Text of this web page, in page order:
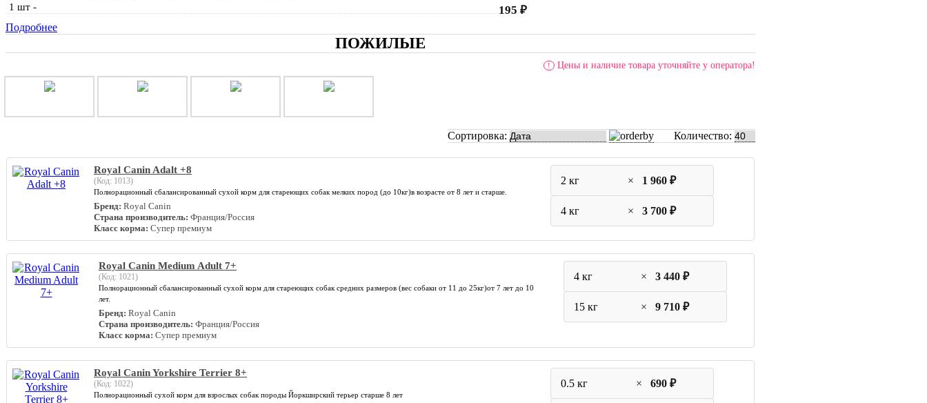
1 шт - 195 ₽
Подробнее
ПОЖИЛЫЕ
! Цены и наличие товара уточняйте у оператора!
Сортировка: Количество:
Royal Canin Adalt +8
(Код: 1013)
Полнорационный сбалансированный сухой корм для стареющих собак мелких пород (до 10кг)в возрасте от 8 лет и старше.
Бренд: Royal Canin
Страна производитель: Франция/Россия
Класс корма: Супер премиум
2 кг × 1 960 ₽
4 кг × 3 700 ₽
Royal Canin Medium Adult 7+
(Код: 1021)
Полнорационный сбалансированный сухой корм для стареющих собак средних размеров (вес собаки от 11 до 25кг)от 7 лет до 10
лет.
Бренд: Royal Canin
Страна производитель: Франция/Россия
Класс корма: Супер премиум
4 кг × 3 440 ₽
15 кг × 9 710 ₽
Royal Canin Yorkshire Terrier 8+
(Код: 1022)
Полнорационный сухой корм для взрослых собак породы Йоркширский терьер старше 8 лет
0.5 кг × 690 ₽